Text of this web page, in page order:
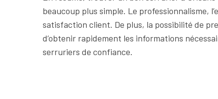
beaucoup plus simple. Le professionnalisme,
satisfaction client. De plus, la possibilité de
d’obtenir rapidement les informations
serruriers de confiance.